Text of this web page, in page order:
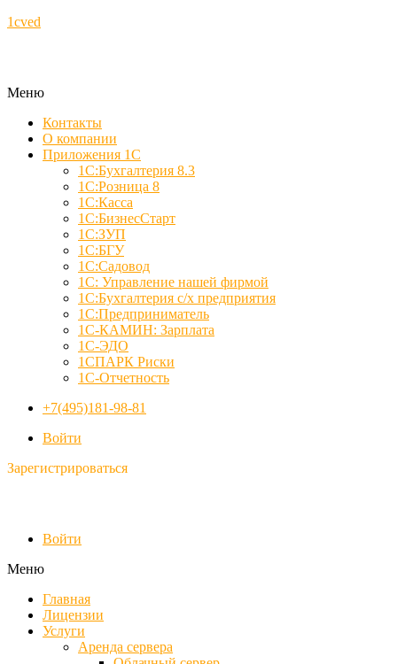
1cved
Меню
Контакты
О компании
Приложения 1С
1С:Бухгалтерия 8.3
1С:Розница 8
1С:Касса
1С:БизнесСтарт
1С:ЗУП
1С:БГУ
1С:Садовод
1С: Управление нашей фирмой
1С:Бухгалтерия с/х предприятия
1С:Предприниматель
1С-КАМИН: Зарплата
1С-ЭДО
1СПАРК Риски
1С-Отчетность
+7(495)181-98-81
Войти
Зарегистрироваться
Войти
Меню
Главная
Лицензии
Услуги
Аренда сервера